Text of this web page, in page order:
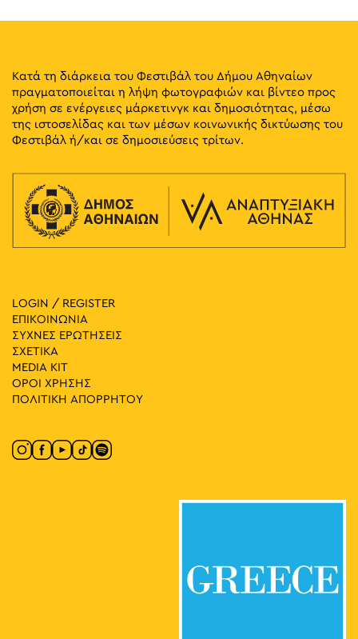
Κατά τη διάρκεια του Φεστιβάλ του Δήμου Αθηναίων
πραγματοποιείται η λήψη φωτογραφιών και βίντεο προς
χρήση σε ενέργειες μάρκετινγκ και δημοσιότητας, μέσω
της ιστοσελίδας και των μέσων κοινωνικής δικτύωσης του
Φεστιβάλ ή/και σε δημοσιεύσεις τρίτων.
LOGIN / REGISTER
ΕΠΙΚΟΙΝΩΝΙΑ
ΣΥΧΝΕΣ ΕΡΩΤΗΣΕΙΣ
ΣΧΕΤΙΚΑ
MEDIA ΚIT
ΟΡΟΙ ΧΡΗΣΗΣ
ΠΟΛΙΤΙΚΗ ΑΠΟΡΡΗΤΟΥ